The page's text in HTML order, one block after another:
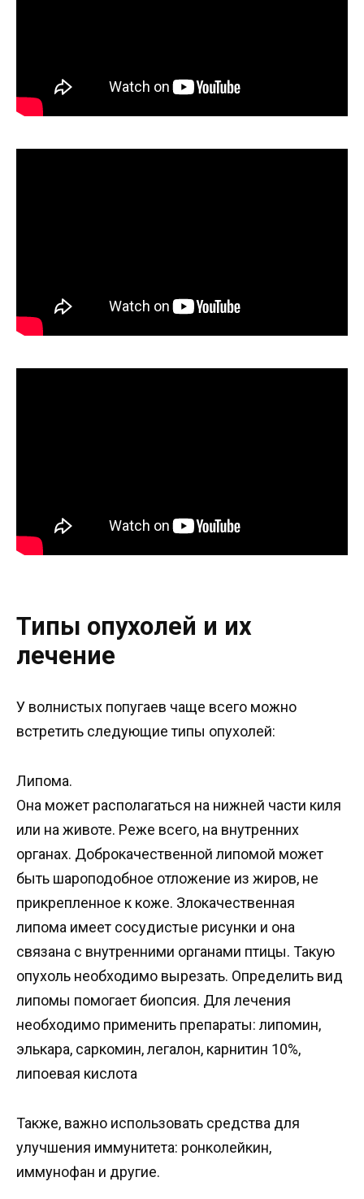
Типы опухолей и их
лечение
У волнистых попугаев чаще всего можно
встретить следующие типы опухолей:
Липома.
Она может располагаться на нижней части киля
или на животе. Реже всего, на внутренних
органах. Доброкачественной липомой может
быть шароподобное отложение из жиров, не
прикрепленное к коже. Злокачественная
липома имеет сосудистые рисунки и она
связана с внутренними органами птицы. Такую
опухоль необходимо вырезать. Определить вид
липомы помогает биопсия. Для лечения
необходимо применить препараты: липомин,
элькара, саркомин, легалон, карнитин 10%,
липоевая кислота
Также, важно использовать средства для
улучшения иммунитета: ронколейкин,
иммунофан и другие.